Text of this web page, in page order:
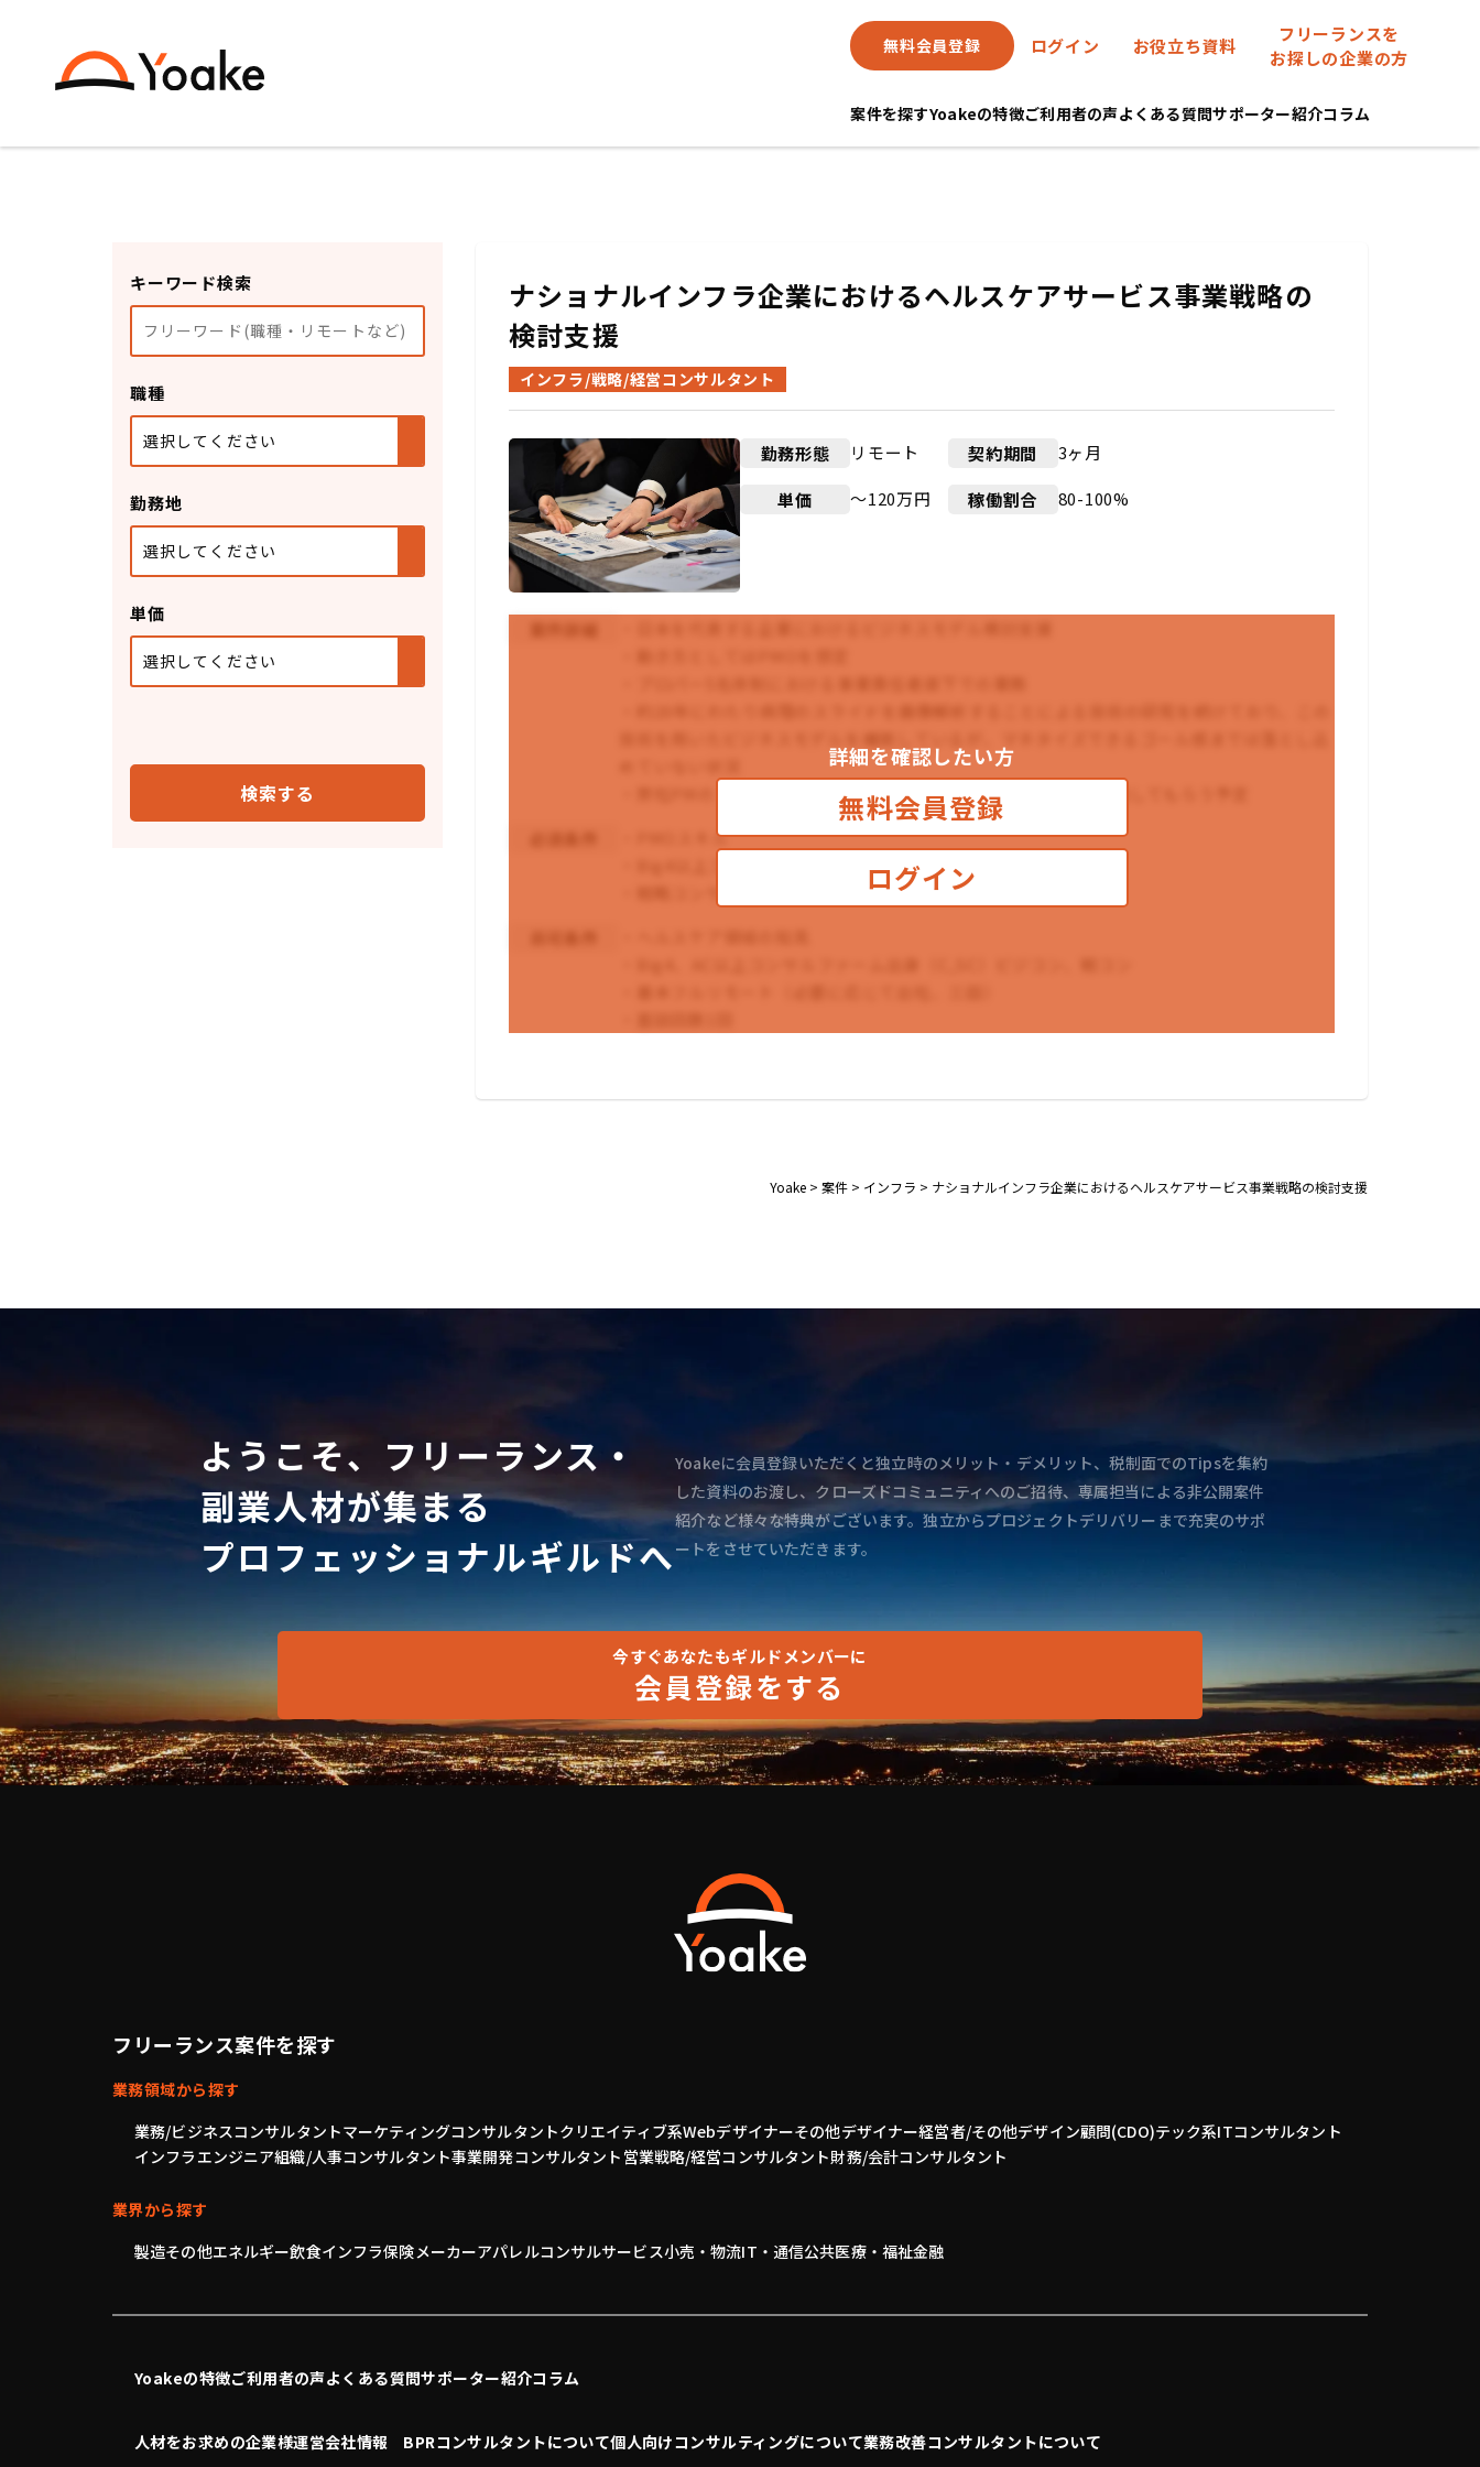
無料会員登録 ログイン お役立ち資料
フリーランスを
お探しの企業の方
案件を探すYoakeの特徴ご利用者の声よくある質問サポーター紹介コラム
キーワード検索
職種
選択してください
勤務地
選択してください
単価
選択してください
ナショナルインフラ企業におけるヘルスケアサービス事業戦略の
検討支援
インフラ/戦略/経営コンサルタント
勤務形態 リモート 契約期間 3ヶ月
単価 〜120万円 稼働割合 80-100%
・弊社PMのアンダーで資料作成、会議ファシリなど主導的に実施してもらう予定
・PMOスキル
・Big4以上コンサルファーム出身（C,SC）ビジコン、戦コン
詳細を確認したい方
無料会員登録
ログイン
Yoake > 案件 > インフラ > ナショナルインフラ企業におけるヘルスケアサービス事業戦略の検討支援
ようこそ、フリーランス・
副業人材が集まる
プロフェッショナルギルドへ
Yoakeに会員登録いただくと独立時のメリット・デメリット、税制面でのTipsを集約
した資料のお渡し、クローズドコミュニティへのご招待、専属担当による非公開案件
紹介など様々な特典がございます。独立からプロジェクトデリバリーまで充実のサポ
ートをさせていただきます。
今すぐあなたもギルドメンバーに
会員登録をする
フリーランス案件を探す
業務領域から探す
業務/ビジネスコンサルタントマーケティングコンサルタントクリエイティブ系Webデザイナーその他デザイナー経営者/その他デザイン顧問(CDO)テック系ITコンサルタント
インフラエンジニア組織/人事コンサルタント事業開発コンサルタント 営業戦略/経営コンサルタント財務/会計コンサルタント
業界から探す
製造その他エネルギー飲食インフラ保険メーカーアパレルコンサルサービス小売・物流IT・通信公共医療・福祉金融
Yoakeの特徴ご利用者の声よくある質問サポーター紹介コラム
人材をお求めの企業様運営会社情報 BPRコンサルタントについて個人向けコンサルティングについて業務改善コンサルタントについて